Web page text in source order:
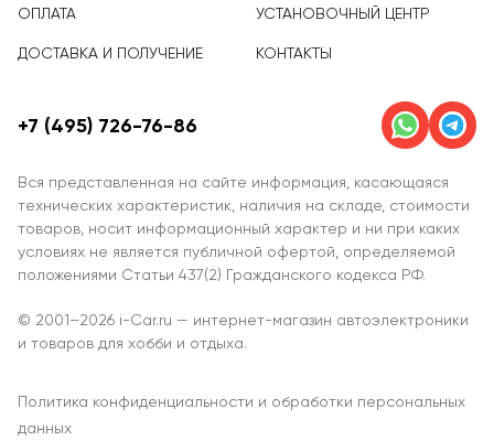
ОПЛАТА
ДОСТАВКА И ПОЛУЧЕНИЕ
УСТАНОВОЧНЫЙ ЦЕНТР
КОНТАКТЫ
Вся представленная на сайте информация, касающаяся
технических характеристик, наличия на складе, стоимости
товаров, носит информационный характер и ни при каких
условиях не является публичной офертой, определяемой
положениями Статьи 437(2) Гражданского кодекса РФ.
+7 (495) 726-76-86
© 2001–2026 i-Car.ru — интернет-магазин автоэлектроники
и товаров для хобби и отдыха.
Политика конфиденциальности и обработки персональных
данных